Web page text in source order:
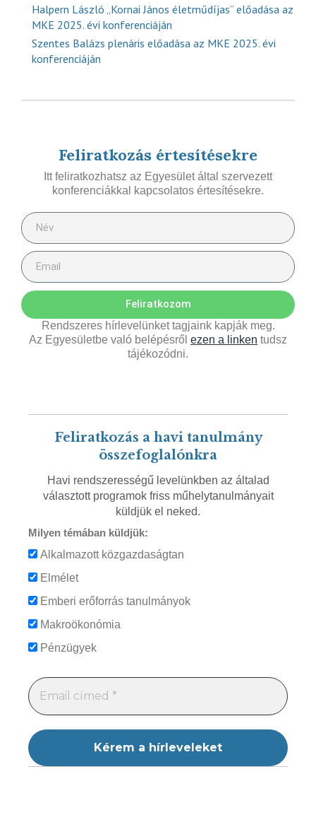
Halpern László „Kornai János életműdíjas” előadása az
MKE 2025. évi konferenciáján
Szentes Balázs plenáris előadása az MKE 2025. évi
konferenciáján
Feliratkozás értesítésekre
Itt feliratkozhatsz az Egyesület által szervezett
konferenciákkal kapcsolatos értesítésekre.
Feliratkozom
Rendszeres hírlevelünket tagjaink kapják meg.
Az Egyesületbe való belépésről ezen a linken tudsz
tájékozódni.
Feliratkozás a havi tanulmány
összefoglalónkra
Havi rendszerességű levelünkben az általad
választott programok friss műhelytanulmányait
küldjük el neked.
Milyen témában küldjük:
Alkalmazott közgazdaságtan
Elmélet
Emberi erőforrás tanulmányok
Makroökonómia
Pénzügyek